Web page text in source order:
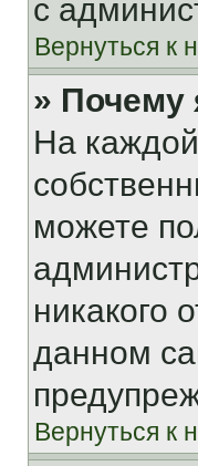
с
Вернуться к
» Почему
На
можете
никакого
данном
Вернуться к